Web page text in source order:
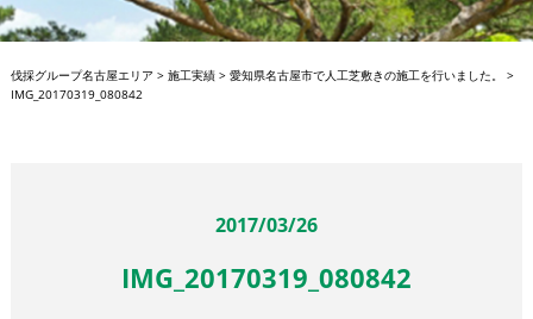
伐採グループ名古屋エリア > 施工実績> 愛知県名古屋市で人工芝敷きの施工を行いました。
>
IMG_20170319_080842
2017/03/26
IMG_20170319_080842